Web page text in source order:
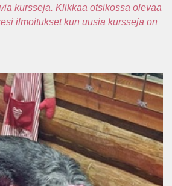
kursseja. Klikkaa otsikossa olevaa
ilmoitukset kun uusia kursseja on